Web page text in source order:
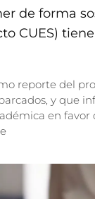
de forma
CUES)
reporte del
y que
en favor